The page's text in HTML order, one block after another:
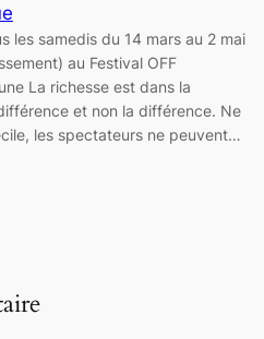
les samedis du 14 mars au 2 mai
au Festival OFF
La richesse est dans la
et non la différence. Ne
les spectateurs ne peuvent…